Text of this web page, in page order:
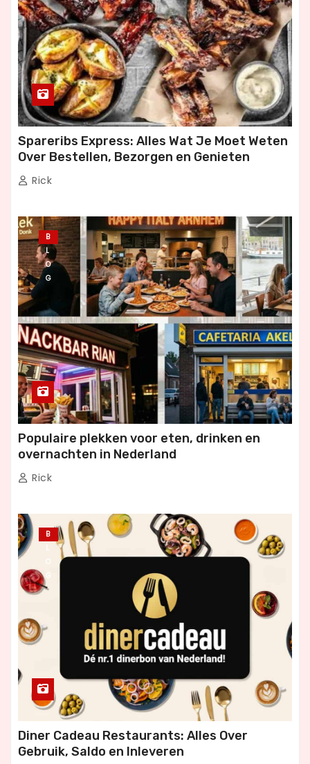
Spareribs Express: Alles Wat Je Moet Weten
Over Bestellen, Bezorgen en Genieten
Rick
B
L
O
G
Populaire plekken voor eten, drinken en
overnachten in Nederland
Rick
B
L
O
G
Diner Cadeau Restaurants: Alles Over
Gebruik, Saldo en Inleveren